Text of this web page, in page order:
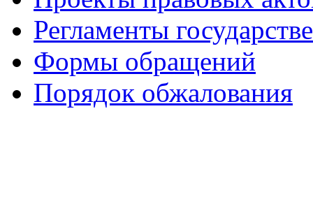
Регламенты
Формы обращений
Порядок обжалования